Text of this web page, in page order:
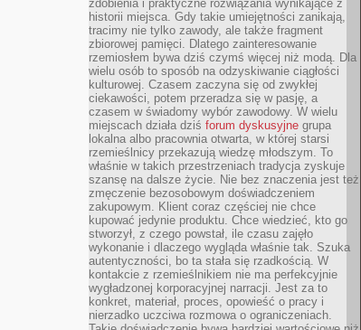
zdobienia i praktyczne rozwiązania wynikające z
historii miejsca. Gdy takie umiejętności zanikają,
tracimy nie tylko zawody, ale także fragment
zbiorowej pamięci. Dlatego zainteresowanie
rzemiosłem bywa dziś czymś więcej niż modą. Dla
wielu osób to sposób na odzyskiwanie ciągłości
kulturowej. Czasem zaczyna się od zwykłej
ciekawości, potem przeradza się w pasję, a
czasem w świadomy wybór zawodowy. W wielu
miejscach działa dziś forum dyskusyjne grupa
lokalna albo pracownia otwarta, w której starsi
rzemieślnicy przekazują wiedzę młodszym. To
właśnie w takich przestrzeniach tradycja zyskuje
szansę na dalsze życie. Nie bez znaczenia jest też
zmęczenie bezosobowym doświadczeniem
zakupowym. Klient coraz częściej nie chce
kupować jedynie produktu. Chce wiedzieć, kto go
stworzył, z czego powstał, ile czasu zajęło
wykonanie i dlaczego wygląda właśnie tak. Szuka
autentyczności, bo ta stała się rzadkością. W
kontakcie z rzemieślnikiem nie ma perfekcyjnie
wygładzonej korporacyjnej narracji. Jest za to
konkret, materiał, proces, opowieść o pracy i
nierzadko uczciwa rozmowa o ograniczeniach.